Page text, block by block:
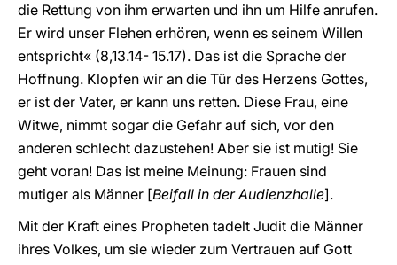
die Rettung von ihm erwarten und ihn um Hilfe anrufen.
Er wird unser Flehen erhören, wenn es seinem Willen
entspricht« (8,13.14- 15.17). Das ist die Sprache der
Hoffnung. Klopfen wir an die Tür des Herzens Gottes,
er ist der Vater, er kann uns retten. Diese Frau, eine
Witwe, nimmt sogar die Gefahr auf sich, vor den
anderen schlecht dazustehen! Aber sie ist mutig! Sie
geht voran! Das ist meine Meinung: Frauen sind
mutiger als Männer [Beifall in der Audienzhalle].
Mit der Kraft eines Propheten tadelt Judit die Männer
ihres Volkes, um sie wieder zum Vertrauen auf Gott